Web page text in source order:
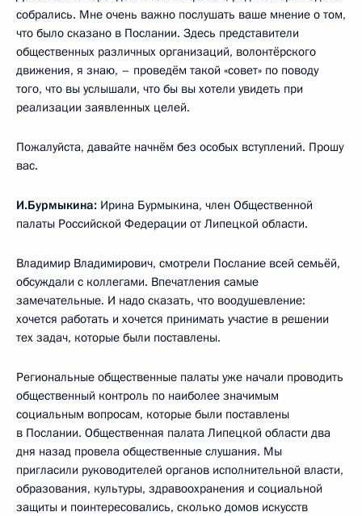
собрались. Мне очень важно послушать ваше мнение о том,
что было сказано в Послании. Здесь представители
общественных различных организаций, волонтёрского
движения, я знаю, – проведём такой «совет» по поводу
того, что вы услышали, что бы вы хотели увидеть при
реализации заявленных целей.
Пожалуйста, давайте начнём без особых вступлений. Прошу
вас.
И.Бурмыкина: Ирина Бурмыкина, член Общественной
палаты Российской Федерации от Липецкой области.
Владимир Владимирович, смотрели Послание всей семьёй,
обсуждали с коллегами. Впечатления самые
замечательные. И надо сказать, что воодушевление:
хочется работать и хочется принимать участие в решении
тех задач, которые были поставлены.
Региональные общественные палаты уже начали проводить
общественный контроль по наиболее значимым
социальным вопросам, которые были поставлены
в Послании. Общественная палата Липецкой области два
дня назад провела общественные слушания. Мы
пригласили руководителей органов исполнительной власти,
образования, культуры, здравоохранения и социальной
защиты и поинтересовались, сколько домов искусств